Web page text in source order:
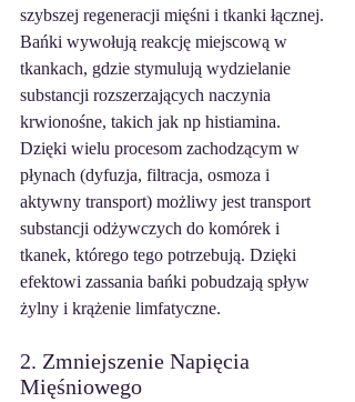
szybszej regeneracji mięśni i tkanki łącznej.
Bańki wywołują reakcję miejscową w
tkankach, gdzie stymulują wydzielanie
substancji rozszerzających naczynia
krwionośne, takich jak np histiamina.
Dzięki wielu procesom zachodzącym w
płynach (dyfuzja, filtracja, osmoza i
aktywny transport) możliwy jest transport
substancji odżywczych do komórek i
tkanek, którego tego potrzebują. Dzięki
efektowi zassania bańki pobudzają spływ
żylny i krążenie limfatyczne.
2. Zmniejszenie Napięcia
Mięśniowego